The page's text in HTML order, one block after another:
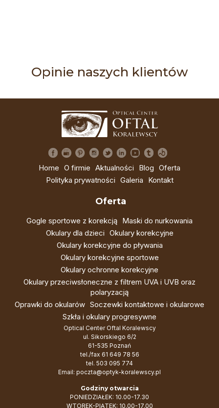
Opinie naszych klientów
Home O firmie Aktualności Blog Oferta
Polityka prywatności Galeria Kontakt
Oferta
Gogle sportowe z korekcją Maski do nurkowania
Okulary dla dzieci Okulary korekcyjne
Okulary korekcyjne do pływania
Okulary korekcyjne sportowe
Okulary ochronne korekcyjne
Okulary przeciwsłoneczne z filtrem UVA i UVB oraz
polaryzacją
Oprawki do okularów Soczewki kontaktowe i okularowe
Szkła i okulary progresywne
Optical Center Oftal Koralewscy
ul. Sikorskiego 6/2
61-535 Poznań
tel./fax 61 649 78 56
tel. 503 095 774
Email: poczta@optyk-koralewscy.pl
Godziny otwarcia
PONIEDZIAŁEK: 10.00-17.30
WTOREK-PIĄTEK: 10.00-17.00